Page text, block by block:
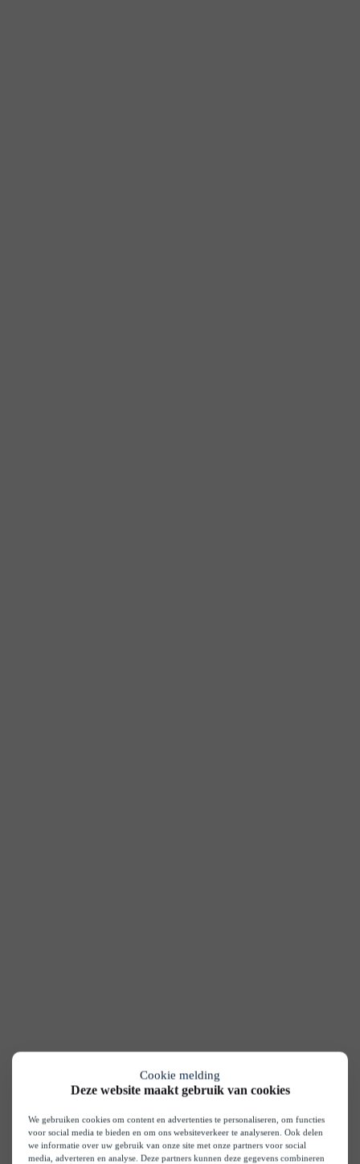
Cookie melding
Deze website maakt gebruik van cookies
We gebruiken cookies om content en advertenties te personaliseren, om functies
voor social media te bieden en om ons websiteverkeer te analyseren. Ook delen
we informatie over uw gebruik van onze site met onze partners voor social
media, adverteren en analyse. Deze partners kunnen deze gegevens combineren